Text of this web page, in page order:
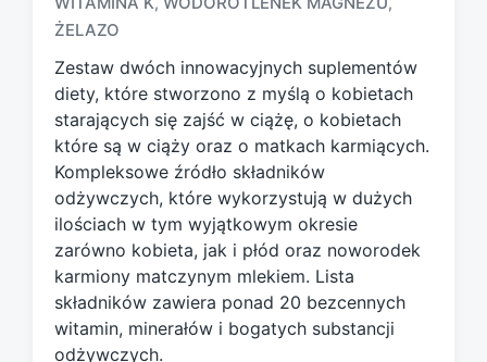
w
i
t
h
ŻELAZO
Zestaw dwóch innowacyjnych suplementów
diety, które stworzono z myślą o kobietach
starających się zajść w ciążę, o kobietach
które są w ciąży oraz o matkach karmiących.
Kompleksowe źródło składników
odżywczych, które wykorzystują w dużych
ilościach w tym wyjątkowym okresie
zarówno kobieta, jak i płód oraz noworodek
karmiony matczynym mlekiem. Lista
składników zawiera ponad 20 bezcennych
witamin, minerałów i bogatych substancji
odżywczych.